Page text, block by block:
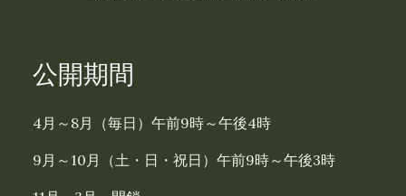
公開期間
4月～8月（毎日）午前9時～午後4時
9月～10月（土・日・祝日）午前9時～午後3時